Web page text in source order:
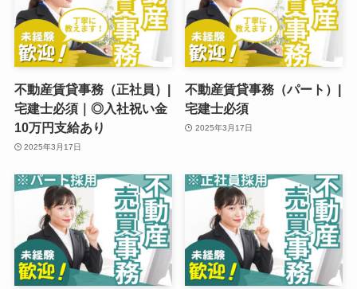
不動産賃貸事務（正社員）|
宅建士必須｜◎入社祝い金
10万円支給あり
2025年3月17日
不動産賃貸事務（パート）|
宅建士必須
2025年3月17日